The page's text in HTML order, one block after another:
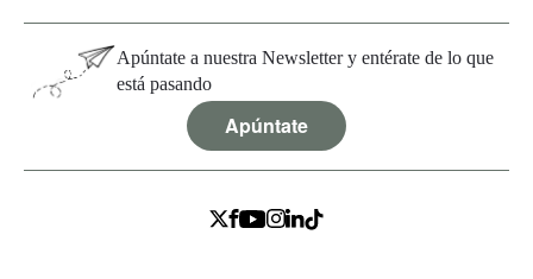
Apúntate a nuestra Newsletter y entérate de lo que
está pasando
Apúntate